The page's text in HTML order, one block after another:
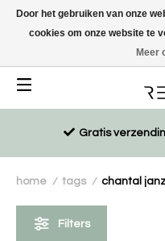
Duurzaam, eco-vriendelijk en
Gratis
home / tags / chantal
Filters
Door het gebruiken van onze
cookies om onze website te
Meer